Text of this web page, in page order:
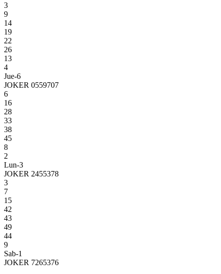
3
9
14
19
22
26
13
4
Jue-6
JOKER 0559707
6
16
28
33
38
45
8
2
Lun-3
JOKER 2455378
3
7
15
42
43
49
44
9
Sab-1
JOKER 7265376